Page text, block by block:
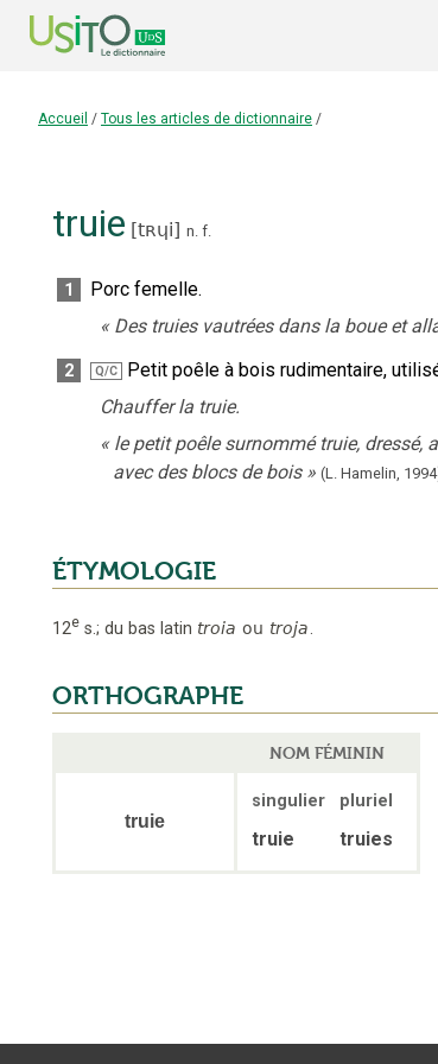
Accueil / Tous les articles de dictionnaire /
truie [tʀɥi] n. f.
1
Porc femelle.
« Des truies vautrées dans la boue et
2 Q/C
Petit poêle à bois rudimentaire,
Chauffer la truie.
« le petit poêle surnommé truie, dressé,
avec des blocs de bois » (L. Hamelin,
ÉTYMOLOGIE
12e s.; du bas latin troia ou troja.
ORTHOGRAPHE
NOM FÉMININ
truie
singulier pluriel
truie truies